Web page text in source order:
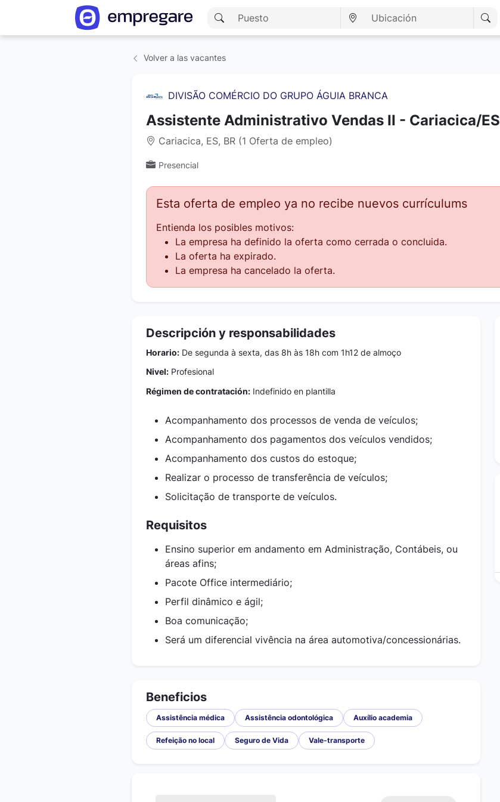
Volver a las vacantes
DIVISÃO COMÉRCIO DO GRUPO ÁGUIA BRANCA
Assistente Administrativo Vendas II - Cariacica/ES
Cariacica, ES, BR (1 Oferta de empleo)
Presencial
Esta oferta de empleo ya no recibe nuevos currículums
Entienda los posibles motivos:
La empresa ha definido la oferta como cerrada o concluida.
La oferta ha expirado.
La empresa ha cancelado la oferta.
Descripción y responsabilidades
Horario: De segunda à sexta, das 8h às 18h com 1h12 de almoço
Nivel: Profesional
Régimen de contratación: Indefinido en plantilla
Acompanhamento dos processos de venda de veículos;
Acompanhamento dos pagamentos dos veículos vendidos;
Acompanhamento dos custos do estoque;
Realizar o processo de transferência de veículos;
Solicitação de transporte de veículos.
Requisitos
Ensino superior em andamento em Administração, Contábeis, ou
áreas afins;
Pacote Office intermediário;
Perfil dinâmico e ágil;
Boa comunicação;
Será um diferencial vivência na área automotiva/concessionárias.
Beneficios
Assistência médica Assistência odontológica Auxílio academia
Refeição no local Seguro de Vida Vale-transporte